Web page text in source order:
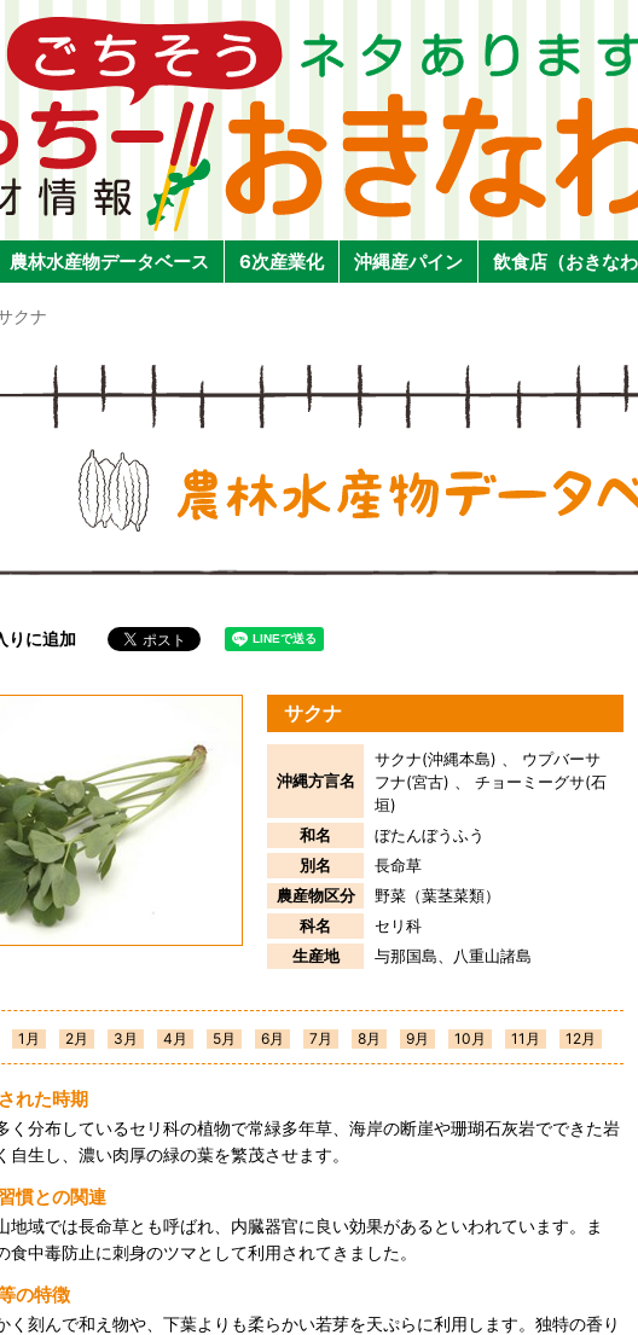
農林水産物データベース 6次産業化 沖縄産パイン 飲食店（おきなわ
クナ
りに追加
サクナ
沖縄方言名
サクナ(沖縄本島) 、 ウプバーサ
フナ(宮古) 、 チョーミーグサ(石
垣)
和名
ぼたんぼうふう
別名
長命草
農産物区分
野菜（葉茎菜類）
科名
セリ科
生産地
与那国島 八重山諸島
1月 2月 3月 4月 5月 6月 7月 8月 9月 10月 11月 12月
れた時期
く分布しているセリ科の植物で常緑多年草、海岸の断崖や珊瑚石灰岩でできた岩
自生し、濃い肉厚の緑の葉を繁茂させます。
慣との関連
地域では長命草とも呼ばれ、内臓器官に良い効果があるといわれています。ま
食中毒防止に刺身のツマとして利用されてきました。
の特徴
く刻んで和え物や、下葉よりも柔らかい若芽を天ぷらに利用します。独特の香り